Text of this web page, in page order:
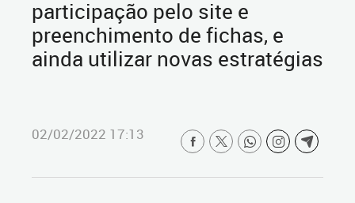
participação pelo site e
preenchimento de fichas, e
ainda utilizar novas estratégias
02/02/2022 17:13